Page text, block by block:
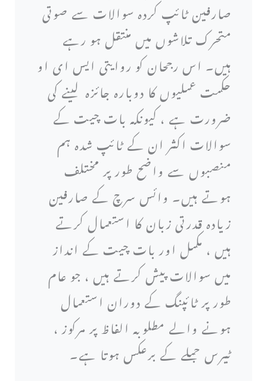
صارفین ٹائپ کردہ سوالات سے صوتی
متحرک تلاشوں میں منتقل ہو رہے
ہیں۔ اس رجحان کو روایتی ایس ای او
حکمت عملیوں کا دوبارہ جائزہ لینے کی
ضرورت ہے ، کیونکہ بات چیت کے
سوالات اکثر ان کے ٹائپ شدہ ہم
منصبوں سے واضح طور پر مختلف
ہوتے ہیں۔ وائس سرچ کے صارفین
زیادہ قدرتی زبان کا استعمال کرتے
ہیں ، مکمل اور بات چیت کے انداز
میں سوالات پیش کرتے ہیں ، جو عام
طور پر ٹائپنگ کے دوران استعمال
ہونے والے مطلوبہ الفاظ پر مرکوز ،
ٹیرس جملے کے برعکس ہوتا ہے۔